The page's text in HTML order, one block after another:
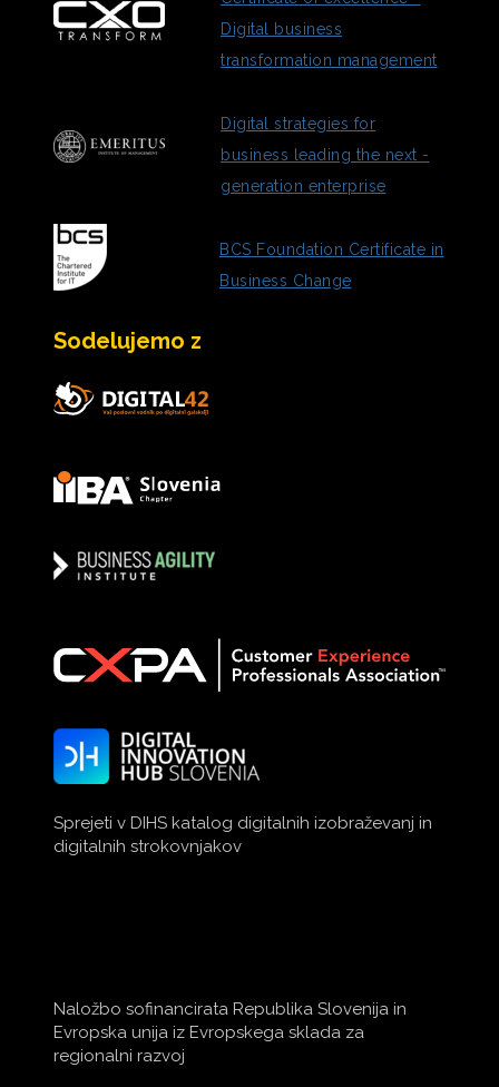
Digital business
transformation management
Digital strategies for
business leading the next -
generation enterprise
BCS Foundation Certificate in
Business Change
Sodelujemo z
Sprejeti v DIHS katalog digitalnih izobraževanj in
digitalnih strokovnjakov
Naložbo sofinancirata Republika Slovenija in
Evropska unija iz Evropskega sklada za
regionalni razvoj